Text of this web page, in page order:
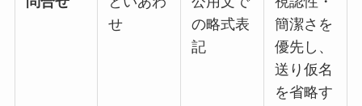
せ
の略式表
記
簡潔さを
優先し、
送り仮名
を省略す